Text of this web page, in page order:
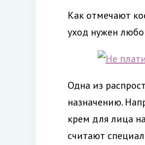
Как отмечают
уход нужен
Одна из
назначению.
крем для лица
считают